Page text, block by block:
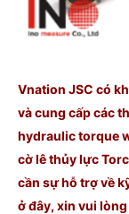
Vnation JSC có
và cung cấp các
hydraulic torque
cờ lê thủy lực
cần sự hỗ trợ về
ở đây, xin vui